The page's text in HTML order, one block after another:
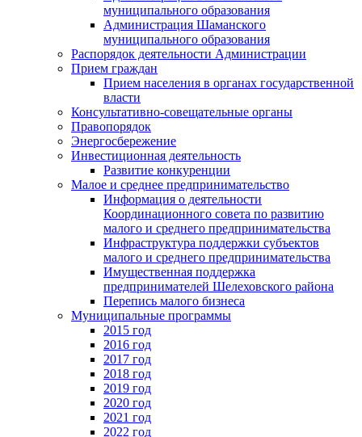
муниципального образования
Администрация Шаманского
муниципального образования
Распорядок деятельности Администрации
Прием граждан
Прием населения в органах государственной
власти
Консультативно-совещательные органы
Правопорядок
Энергосбережение
Инвестиционная деятельность
Развитие конкуренции
Малое и среднее предпринимательство
Информация о деятельности
Координационного совета по развитию
малого и среднего предпринимательства
Инфраструктура поддержки субъектов
малого и среднего предпринимательства
Имущественная поддержка
предпринимателей Шелеховского района
Перепись малого бизнеса
Муниципальные программы
2015 год
2016 год
2017 год
2018 год
2019 год
2020 год
2021 год
2022 год